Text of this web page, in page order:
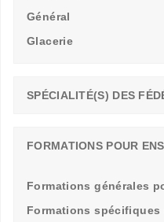
Général
Glacerie
SPÉCIALITÉ(S) DES
FORMATIONS POUR
Formations générales
Formations